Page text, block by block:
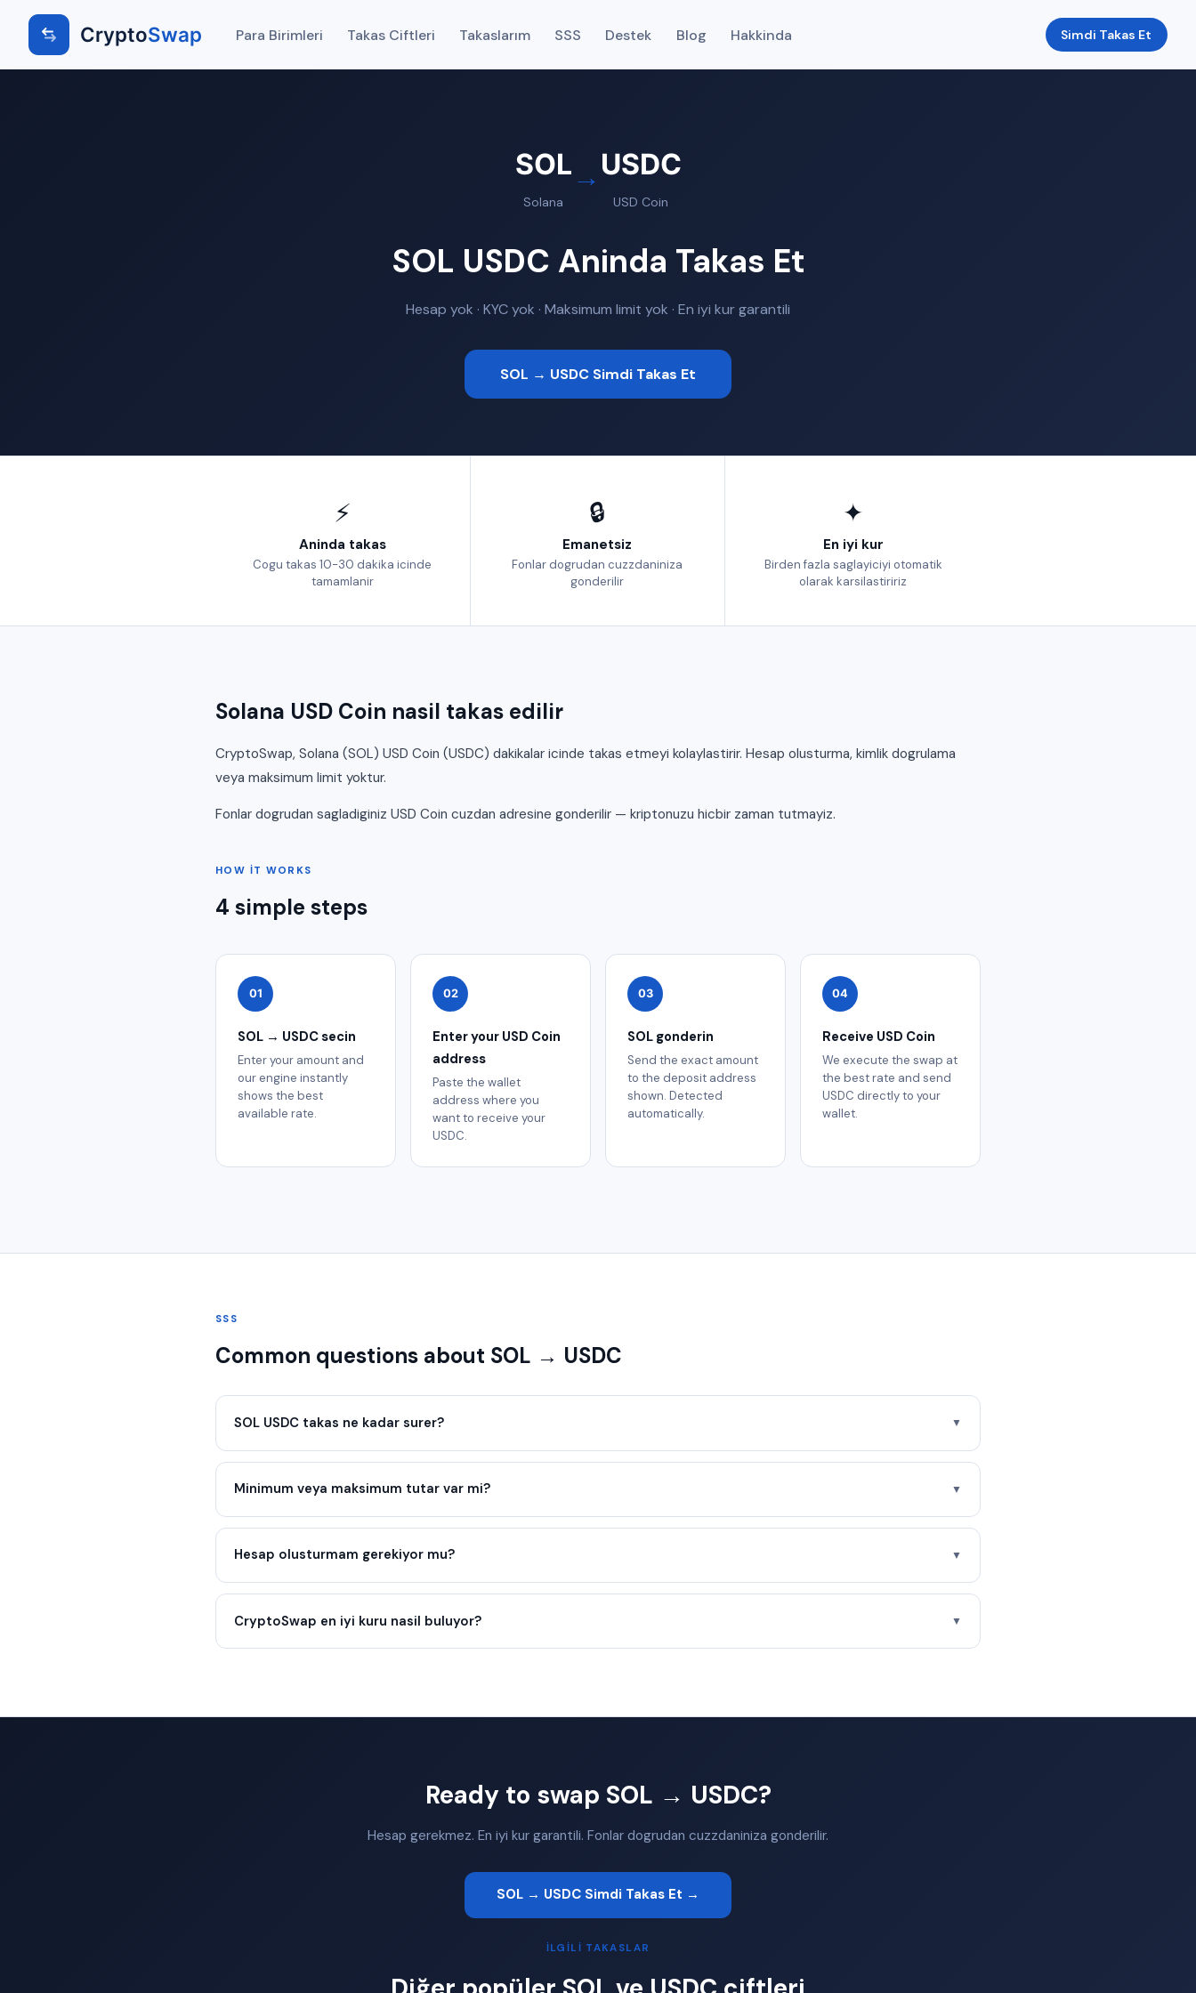
CryptoSwap Para Birimleri Takas Ciftleri Takaslarım SSS Destek Blog Hakkinda Simdi Takas Et
SOL
Solana
→ USDC
USD Coin
SOL USDC Aninda Takas Et
Hesap yok · KYC yok · Maksimum limit yok · En iyi kur garantili
SOL → USDC Simdi Takas Et
⚡
Aninda takas
Cogu takas 10-30 dakika icinde
tamamlanir
🔒
Emanetsiz
Fonlar dogrudan cuzzdaniniza
gonderilir
✦
En iyi kur
Birden fazla saglayiciyi otomatik
olarak karsilastiririz
Solana USD Coin nasil takas edilir
CryptoSwap, Solana (SOL) USD Coin (USDC) dakikalar icinde takas etmeyi kolaylastirir. Hesap olusturma, kimlik dogrulama
veya maksimum limit yoktur.
Fonlar dogrudan sagladiginiz USD Coin cuzdan adresine gonderilir — kriptonuzu hicbir zaman tutmayiz.
HOW IT WORKS
4 simple steps
01
SOL → USDC secin
Enter your amount and
our engine instantly
shows the best
available rate.
02
Enter your USD Coin
address
Paste the wallet
address where you
want to receive your
USDC.
03
SOL gonderin
Send the exact amount
to the deposit address
shown. Detected
automatically.
04
Receive USD Coin
We execute the swap at
the best rate and send
USDC directly to your
wallet.
SSS
Common questions about SOL → USDC
SOL USDC takas ne kadar surer? ▼
Minimum veya maksimum tutar var mi? ▼
Hesap olusturmam gerekiyor mu? ▼
CryptoSwap en iyi kuru nasil buluyor? ▼
Ready to swap SOL → USDC?
Hesap gerekmez. En iyi kur garantili. Fonlar dogrudan cuzzdaniniza gonderilir.
SOL → USDC Simdi Takas Et →
İLGILI TAKASLAR